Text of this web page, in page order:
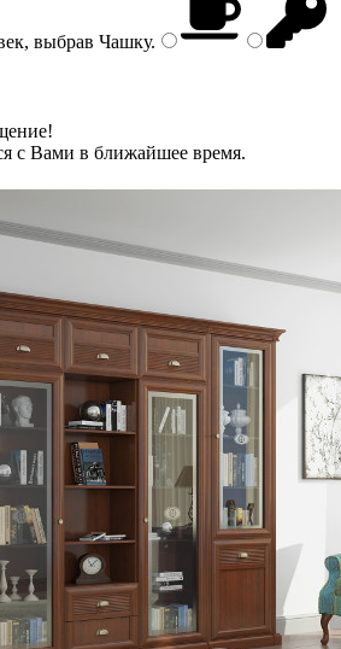
выбрав Чашку.
с Вами в ближайшее время.